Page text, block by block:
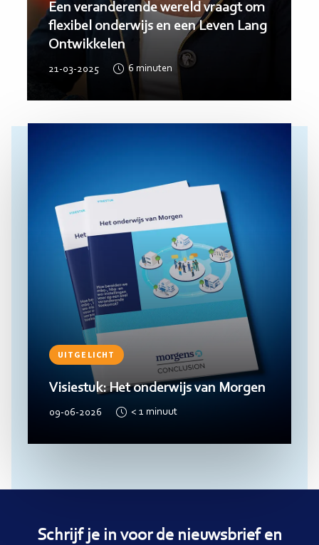
Een veranderende wereld vraagt om
flexibel onderwijs en een Leven Lang
Ontwikkelen
21-03-2025 6 minuten
UITGELICHT
Visiestuk: Het onderwijs van Morgen
09-06-2026 < 1 minuut
Schrijf je in voor de nieuwsbrief en